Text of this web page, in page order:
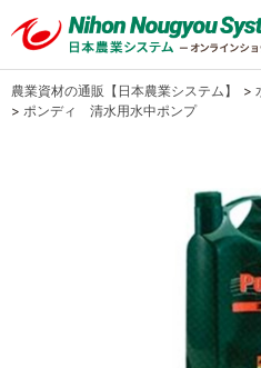
農業資材の通販【日本農業システム】 >
> ポンディ 清水用水中ポンプ